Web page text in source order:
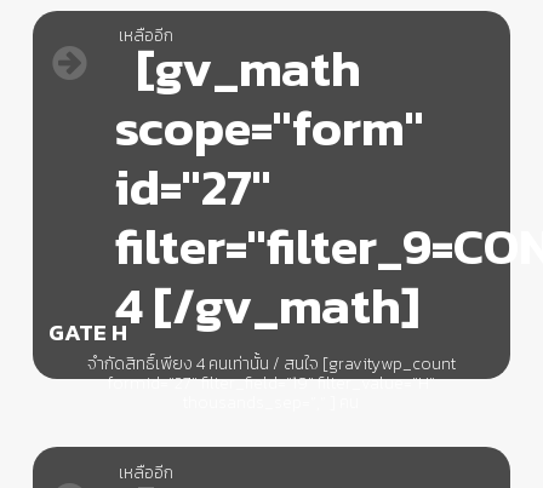
เหลืออีก
[gv_math
scope="form"
id="27"
4 [/gv_math]
GATE H
จำกัดสิทธิ์เพียง 4 คนเท่านั้น / สนใจ [gravitywp_count
formid=”27″ filter_field=”19″ filter_value=”H”
เหลืออีก